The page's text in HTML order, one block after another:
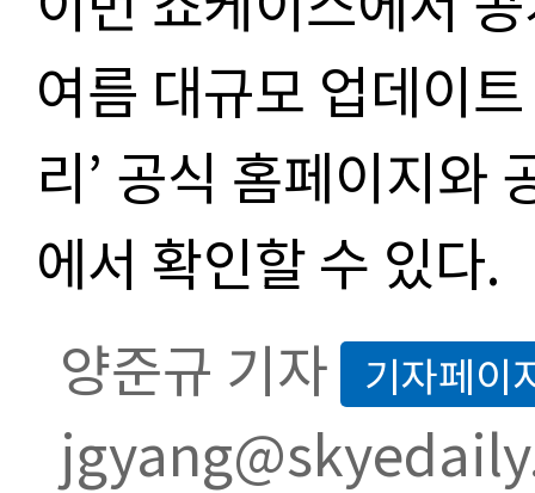
여름 대규모 업데이
리’ 공식 홈페이지와
에서 확인할 수 있다.
양준규 기자 기자페이